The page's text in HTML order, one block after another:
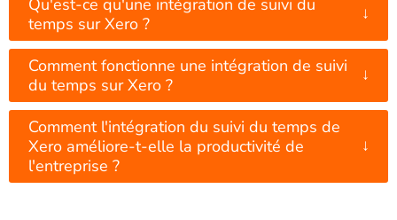
Qu'est-ce qu'une intégration de suivi du
temps sur Xero ?
↓
Comment fonctionne une intégration de suivi
du temps sur Xero ?
↓
Comment l'intégration du suivi du temps de
Xero améliore-t-elle la productivité de
l'entreprise ?
↓